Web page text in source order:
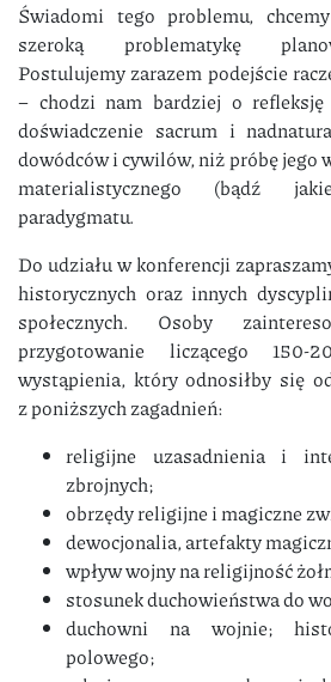
Świadomi tego problemu,
szeroką problematykę
Postulujemy zarazem podejście
– chodzi nam bardziej o
doświadczenie sacrum i
dowódców i cywilów, niż próbę jego
materialistycznego (bądź
paradygmatu.
Do udziału w konferencji
historycznych oraz innych
społecznych. Osoby
przygotowanie liczącego 150-
wystąpienia, który odnosiłby się
z poniższych zagadnień:
religijne uzasadnienia i
zbrojnych;
obrzędy religijne i magiczne
dewocjonalia, artefakty
wpływ wojny na religijność
stosunek duchowieństwa do
duchowni na wojnie;
polowego;